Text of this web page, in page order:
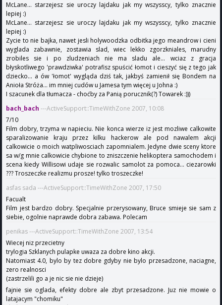
McLane... starzejesz sie uroczy lajdaku jak my wszysscy, tylko znacznie
lepiej :)
McLane... starzejesz sie uroczy lajdaku jak my wszysscy, tylko znacznie
lepiej :)
Zycie to nie bajka, nawet jesli holywoodzka odbitka jego meandrow i cieni
wyglada zabawnie, zostawia slad, wiec lekko zgorzkniales, marudny
zrobiles sie i po zludzeniach nie ma sladu ale... wciaz z gracja
błyskotliwego 'prawdziwka' potrafisz spuścić łomot i cieszyć się z tego jak
dziecko... a ów 'łomot' wygląda dziś tak, jakbyś zamienił się Bondem na
Anioła Stróża... im mniej cudów u Jamesa tym więcej u Johna :)
I szacunek dla tłumacza - choćby za Panią porucznik(?) Towarek :)))
bach_bach ---ActiveSupport::TimeWithZone 2007, 10:08
7/10
Film dobry, trzyma w napieciu. Nie konca wierze iz jest mozliwe calkowite
sparalizowanie kraju przez kilku hackerow ale pod nawalem akcji
calkowicie o moich watpliwosciach zapomnialem. Jedyne dwie sceny ktore
sa w/g mnie calkowicie chybione to zniszczenie helikoptera samochodem i
scena kiedy Willisowi udaje sie rozwalic samolot za pomoca... ciezarowki
??? Troszeczke realizmu prosze! tylko troszeczke!
asfas sada ---ActiveSupport::TimeWithZone 2007, 17:50
Facualt
Film jest bardzo dobry. Specjalnie przerysowany, Bruce smieje sie sam z
siebie, ogolnie naprawde dobra zabawa. Polecam
penikas ---ActiveSupport::TimeWithZone 2007, 13:54
Wiecej niz przecietny
trylogia Szklanych pulapke uwaza za dobre kino akcji.
Natomiast 4.0, bylo by tez dobre gdyby nie bylo przesadzone, naciagne,
zero realnosci
(zastrzelili go a je nic sie nie dzieje)
fajnie sie oglada, efekty dobre ale zbyt przesadzone. Juz nie mowie o
latajacym "chomiku"